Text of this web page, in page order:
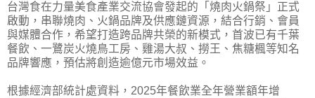
台灣食在力量美食產業交流協會發起的「燒肉火鍋祭」正式
啟動，串聯燒肉、火鍋品牌及供應鏈資源，結合行銷、會員
與媒體合作，希望打造跨品牌共榮的新模式，首波已有千葉
餐飲、一鷺炭火燒鳥工房、雞湯大叔、撈王、焦糖楓等知名
品牌響應，預估將創造逾億元市場效益。
根據經濟部統計處資料，2025年餐飲業全年營業額年增